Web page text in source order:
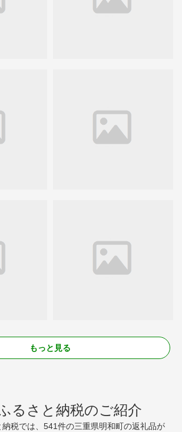
もっと見る
るさと納税のご紹介
税では、541件の三重県明和町の返礼品が